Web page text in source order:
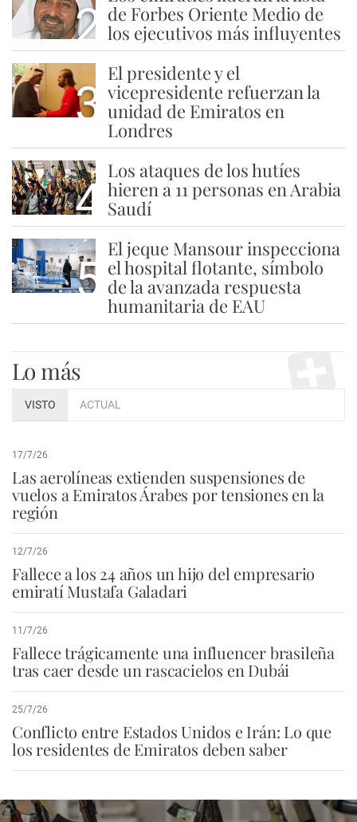
2 de Forbes Oriente Medio de
los ejecutivos más influyentes
3
El presidente y el
vicepresidente refuerzan la
unidad de Emiratos en
Londres
4
Los ataques de los hutíes
hieren a 11 personas en Arabia
Saudí
5
El jeque Mansour inspecciona
el hospital flotante, símbolo
de la avanzada respuesta
humanitaria de EAU
Lo más
VISTO ACTUAL
17/7/26
Las aerolíneas extienden suspensiones de
vuelos a Emiratos Árabes por tensiones en la
región
12/7/26
Fallece a los 24 años un hijo del empresario
emiratí Mustafa Galadari
11/7/26
Fallece trágicamente una influencer brasileña
tras caer desde un rascacielos en Dubái
25/7/26
Conflicto entre Estados Unidos e Irán: Lo que
los residentes de Emiratos deben saber